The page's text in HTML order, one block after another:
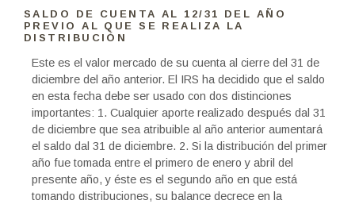
SALDO DE CUENTA AL 12/31 DEL AÑO
PREVIO AL QUE SE REALIZA LA
DISTRIBUCIÓN
Este es el valor mercado de su cuenta al cierre del 31 de
diciembre del año anterior. El IRS ha decidido que el saldo
en esta fecha debe ser usado con dos distinciones
importantes: 1. Cualquier aporte realizado después dal 31
de diciembre que sea atribuible al año anterior aumentará
el saldo dal 31 de diciembre. 2. Si la distribución del primer
año fue tomada entre el primero de enero y abril del
presente año, y éste es el segundo año en que está
tomando distribuciones, su balance decrece en la